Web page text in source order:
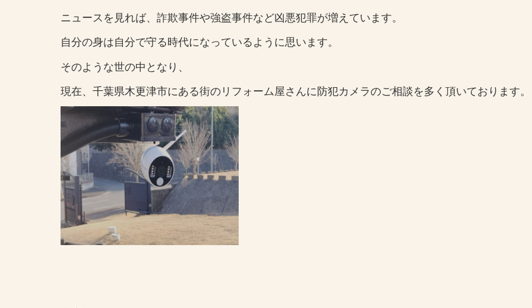
ニュースを見れば、詐欺事件や強盗事件など凶悪犯罪が増えています。
自分の身は自分で守る時代になっているように思います。
そのような世の中となり、
現在、千葉県木更津市にある街のリフォーム屋さんに防犯カメラのご相談を多く頂いております。